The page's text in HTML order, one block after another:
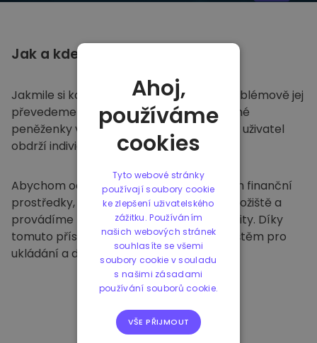
Jak a kde
Jakmile si koupíte na Kriptomatu
, bezproblémově jej
převedeme do vaší vyhrazené a bezpečné
peněženky v rámci naší platformy. Každý uživatel
obdrží individuální peněženku.
Abychom ochránili naše zákazníky a jejich finanční
prostředky, nabízíme bezpečné offline úložiště a
provádíme pravidelné bezpečnostní audity. Díky
tomuto přístupu je naše platforma útočištěm pro
ukládání a dalších kryptoměn.
Ahoj,
používáme
cookies
Tyto webové stránky
používají soubory cookie
ke zlepšení uživatelského
zážitku. Používáním
našich webových stránek
souhlasíte se všemi
soubory cookie v souladu
s našimi zásadami
používání souborů cookie.
VŠE PŘIJMOUT